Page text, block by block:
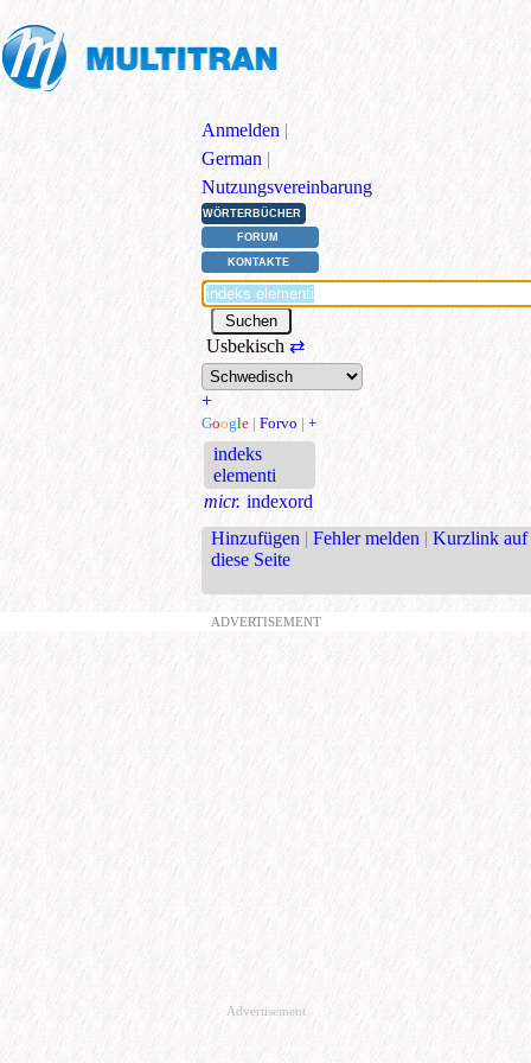
Anmelden |
German |
Nutzungsvereinbarung
WÖRTERBÜCHER
FORUM
KONTAKTE
Usbekisch⇄
+
Google | Forvo | +
indeks
elementi
micr. indexord
Hinzufügen | Fehler melden | Kurzlink auf
diese Seite
ADVERTISEMENT
Advertisement